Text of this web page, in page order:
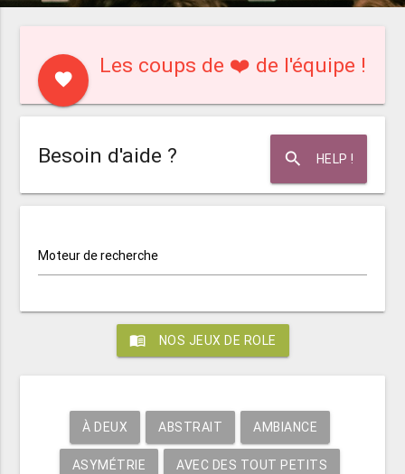
favorite
Les coups de ❤️ de l'équipe !
search HELP !
Besoin d'aide ?
Moteur de recherche
menu_book NOS JEUX DE ROLE
À DEUX ABSTRAIT AMBIANCE
ASYMÉTRIE AVEC DES TOUT PETITS